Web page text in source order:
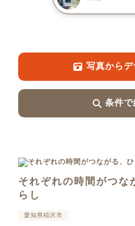
写真から
条件
それぞれの時間がつな
らし
愛知県稲沢市